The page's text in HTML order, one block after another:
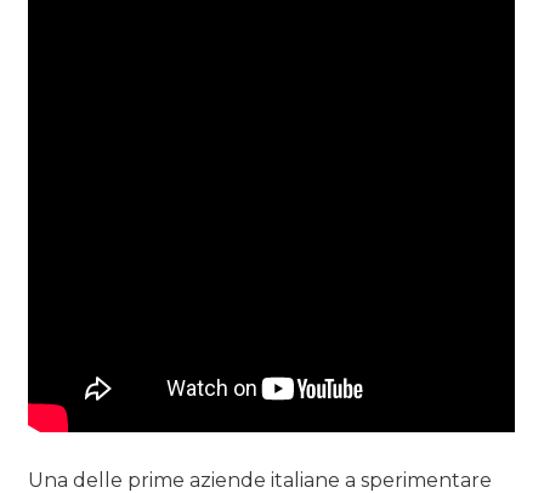
Una delle prime aziende italiane a sperimentare